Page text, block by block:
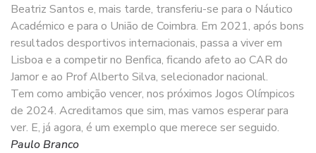
Beatriz Santos e, mais tarde, transferiu-se para o Náutico
Académico e para o União de Coimbra. Em 2021, após bons
resultados desportivos internacionais, passa a viver em
Lisboa e a competir no Benfica, ficando afeto ao CAR do
Jamor e ao Prof Alberto Silva, selecionador nacional.
Tem como ambição vencer, nos próximos Jogos Olímpicos
de 2024. Acreditamos que sim, mas vamos esperar para
ver. E, já agora, é um exemplo que merece ser seguido.
Paulo Branco